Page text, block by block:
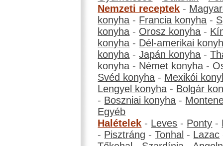
Nemzeti receptek -
konyha - Francia konyha -
konyha - Orosz konyha -
konyha - Dél-amerikai
konyha -Japán konyha -
konyha - Német konyha -
Svéd konyha - Mexikói
Lengyel konyha - Bolgár
- Boszniai konyha -
Egyéb
Halételek - Leves - Ponty -
- Pisztráng -Tonhal - Lazac